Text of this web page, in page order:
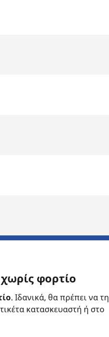
φορτίο
. Ιδανικά, θα πρέπει να τη
κατασκευαστή ή στο